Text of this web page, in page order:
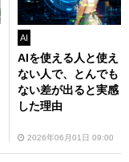
AI
AIを使える人と使え
ない人で、とんでも
ない差が出ると実感
した理由
2026年06月01日 09:00